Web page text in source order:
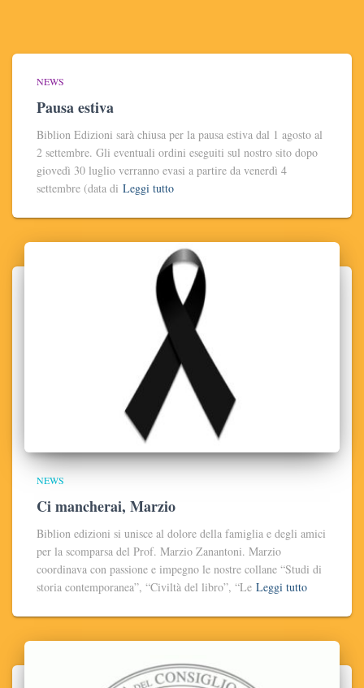
NEWS
Pausa estiva
Biblion Edizioni sarà chiusa per la pausa estiva dal 1 agosto al
2 settembre. Gli eventuali ordini eseguiti sul nostro sito dopo
giovedì 30 luglio verranno evasi a partire da venerdì 4
settembre (data di Leggi tutto
NEWS
Ci mancherai, Marzio
Biblion edizioni si unisce al dolore della famiglia e degli amici
per la scomparsa del Prof. Marzio Zanantoni. Marzio
coordinava con passione e impegno le nostre collane “Studi di
storia contemporanea”, “Civiltà del libro”, “Le Leggi tutto